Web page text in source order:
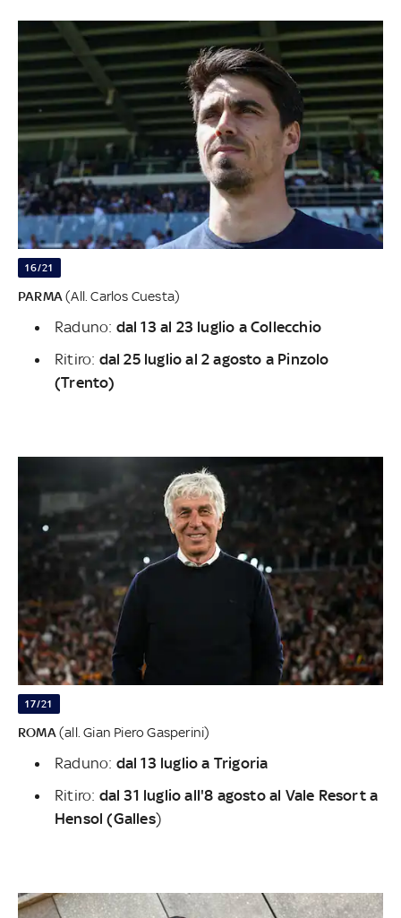
16/21
PARMA (All. Carlos Cuesta)
Raduno: dal 13 al 23 luglio a Collecchio
Ritiro: dal 25 luglio al 2 agosto a Pinzolo
(Trento)
17/21
ROMA (all. Gian Piero Gasperini)
Raduno: dal 13 luglio a Trigoria
Ritiro: dal 31 luglio all'8 agosto al Vale Resort a
Hensol (Galles)